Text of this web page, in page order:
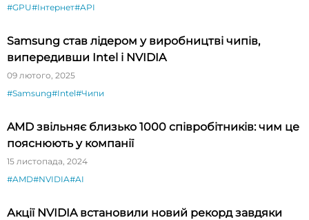
#GPU#Інтернет#API
Samsung став лідером у виробництві чипів,
випередивши Intel і NVIDIA
09 лютого, 2025
#Samsung#Intel#Чипи
AMD звільняє близько 1000 співробітників: чим це
пояснюють у компанії
15 листопада, 2024
#AMD#NVIDIA#AI
Акції NVIDIA встановили новий рекорд завдяки